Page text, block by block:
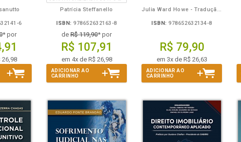
6
* por
26,98
Patrícia Steffanello
ISBN: 978652632163-8
de R$ 119,90* por
R$ 107,91
em 4x de R$ 26,98
ADICIONAR AO
CARRINHO
Julia Ward Howe - Tradução: Osvaldo Ferreira de Carvalho
ISBN: 978652632134-8
R$ 79,90
em 3x de R$ 26,63
ADICIONAR AO
CARRINHO